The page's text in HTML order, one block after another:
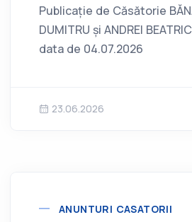
Publicație de Căsătorie
DUMITRU și ANDREI
data de 04.07.2026
23.06.2026
ANUNTURI CASATORII